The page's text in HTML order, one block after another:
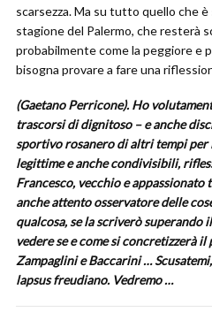
scarsezza. Ma su tutto quello che
stagione del Palermo, che resterà
probabilmente come la peggiore e
bisogna provare a fare una
(Gaetano Perricone). Ho
trascorsi di dignitoso – e anche
sportivo rosanero di altri tempi per
legittime e anche condivisibili,
Francesco, vecchio e appassionato
anche attento osservatore delle
qualcosa, se la scriverò superando
vedere se e come si concretizzerà il
Zampaglini e Baccarini …
lapsus freudiano. Vedremo …